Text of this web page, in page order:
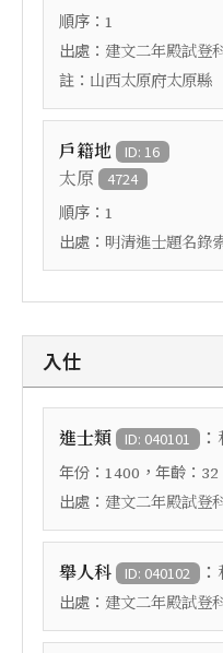
順序： 1
出處： 建文二年殿試登
註： 山西太原府太原縣
戶籍地 ID: 16
太原 4724
順序： 1
出處： 明清進士題名錄
入仕
進士類 ID: 040101 ：
年份： 1400 ，年齡： 32
出處： 建文二年殿試登
舉人科 ID: 040102 ：
出處： 建文二年殿試登